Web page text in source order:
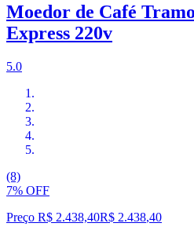
Moedor de Café
Express 220v
5.0
(8)
7% OFF
Preço R$ 2.438,40R$ 2.438,40